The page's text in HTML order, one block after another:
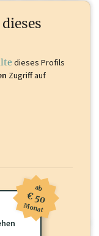
Sie dieses Profil frei
wirtschaft.at PLUS
und viele
dieses Profils
Zugriff auf
ab
€ 50
Monat